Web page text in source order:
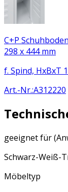
C+P
298 x 444 mm
f. Spind, HxBxT
Art.-Nr.:A312220
geeignet für
Schwarz-Weiß-
Möbeltyp